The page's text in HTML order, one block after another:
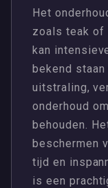
Het
zoals teak of
kan
bekend staan
uitstraling,
onderhoud
behouden.
beschermen
tijd en
is een